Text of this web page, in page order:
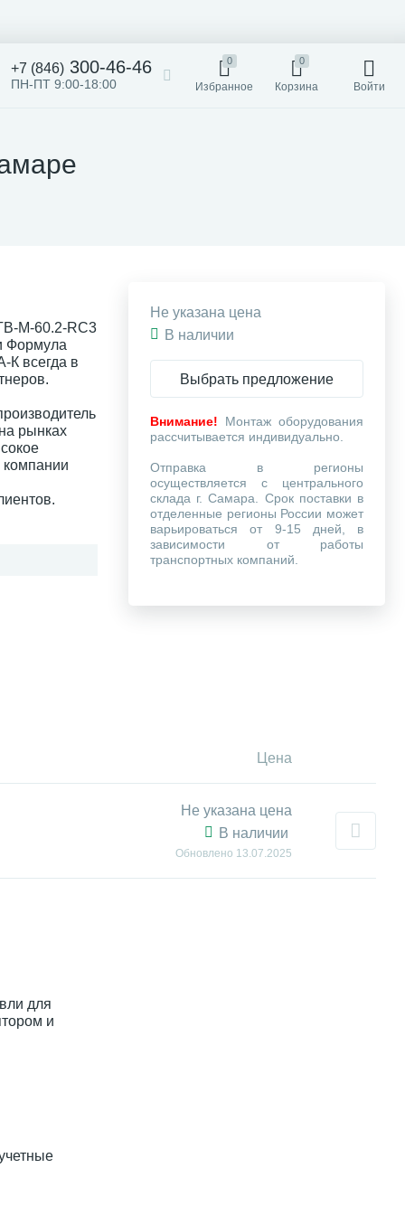
+7 (846) 300-46-46
ПН-ПТ 9:00-18:00
0
Избранное
0
Корзина Войти
M-60.2-RC3
Формула
всегда в
рынках
компании
Цена
Не указана цена
В наличии
Обновлено 13.07.2025
для
и
Не указана цена
В наличии
Выбрать предложение
Внимание! Монтаж оборудования
рассчитывается индивидуально.
Отправка в регионы
осуществляется с центрального
склада г. Самара. Срок поставки в
отделенные регионы России может
варьироваться от 9-15 дней, в
зависимости от работы
транспортных компаний.